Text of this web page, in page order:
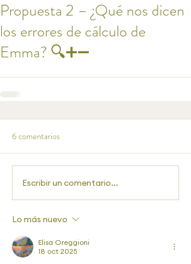
Propuesta 2 – ¿Qué nos dicen
los errores de cálculo de
Emma? 🔍➕➖
6 comentarios
Escribir un comentario...
Lo más nuevo
Elisa Oreggioni
18 oct 2025